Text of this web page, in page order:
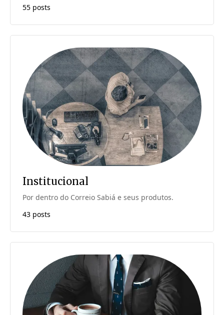
55 posts
Institucional
Por dentro do Correio Sabiá e seus produtos.
43 posts